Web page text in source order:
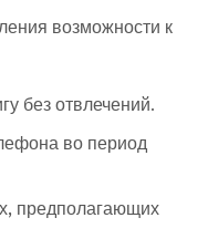
возможности к
без отвлечений.
во период
предполагающих